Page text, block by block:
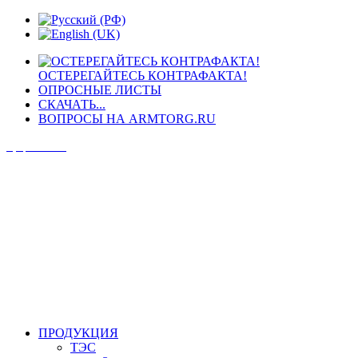
ОСТЕРЕГАЙТЕСЬ КОНТРАФАКТА!
ОПРОСНЫЕ ЛИСТЫ
СКАЧАТЬ...
ВОПРОСЫ НА ARMTORG.RU
ПРОДУКЦИЯ
ТЭС